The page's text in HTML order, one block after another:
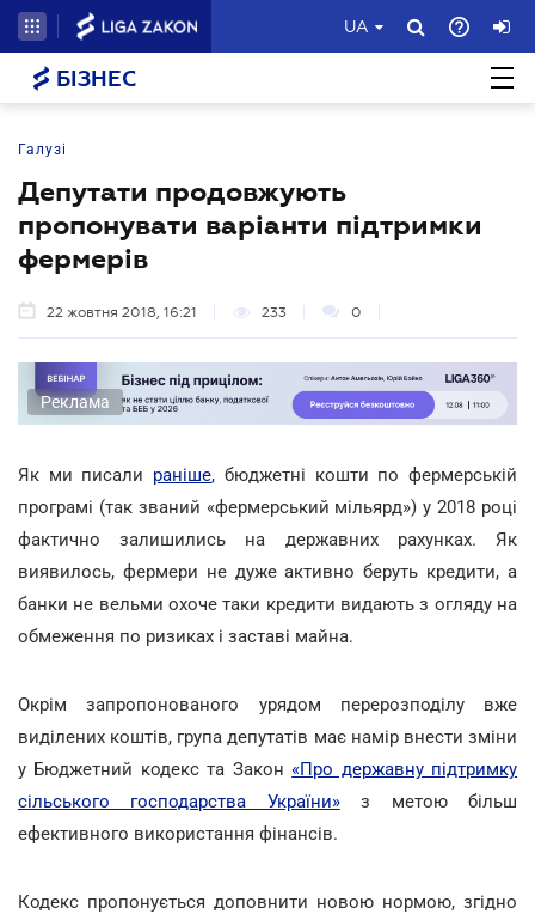
UA
БІЗНЕС
Галузі
Депутати продовжують
пропонувати варіанти підтримки
фермерів
22 жовтня 2018, 16:21 233 0
Реклама
Як ми писали раніше, бюджетні кошти по фермерській
програмі (так званий «фермерський мільярд») у 2018 році
фактично залишились на державних рахунках. Як
виявилось, фермери не дуже активно беруть кредити, а
банки не вельми охоче таки кредити видають з огляду на
обмеження по ризиках і заставі майна.
Окрім запропонованого урядом перерозподілу вже
виділених коштів, група депутатів має намір внести зміни
у Бюджетний кодекс та Закон «Про державну підтримку
сільського господарства України»з метою більш
ефективного використання фінансів.
Кодекс пропонується доповнити новою нормою, згідно